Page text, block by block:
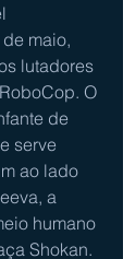
maio,
lutadores
O
de
serve
ao lado
a
humano
Shokan.